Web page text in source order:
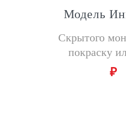
Модель
Скрытого
покраску
₽